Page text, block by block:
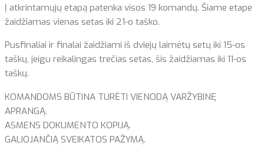
Į atkrintamųjų etapą patenka visos 19 komandų. Šiame etape
žaidžiamas vienas setas iki 21-o taško.
Pusfinaliai ir finalai žaidžiami iš dviejų laimėtų setų iki 15-os
taškų, jeigu reikalingas trečias setas, šis žaidžiamas iki 11-os
taškų.
KOMANDOMS BŪTINA TURĖTI VIENODĄ VARŽYBINĘ
APRANGĄ.
ASMENS DOKUMENTO KOPIJĄ.
GALIOJANČIĄ SVEIKATOS PAŽYMĄ.